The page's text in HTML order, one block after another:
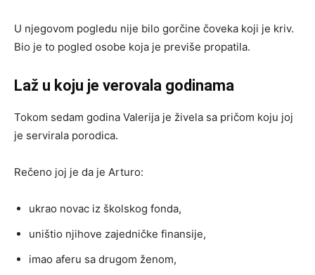
U njegovom pogledu nije bilo gorčine čoveka koji je kriv.
Bio je to pogled osobe koja je previše propatila.
Laž u koju je verovala godinama
Tokom sedam godina Valerija je živela sa pričom koju joj
je servirala porodica.
Rečeno joj je da je Arturo:
ukrao novac iz školskog fonda,
uništio njihove zajedničke finansije,
imao aferu sa drugom ženom,